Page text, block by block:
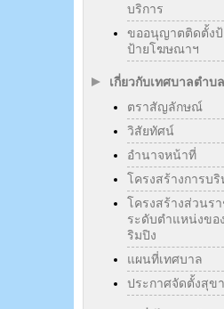
บริการ
ขออนุญาตติดตั้งป้
ป้ายโฆษณาฯ
เกี่ยวกับเทศบาลตำบ
ตราสัญลักษณ์
วิสัยทัศน์
อำนาจหน้าที่
โครงสร้างการบริ
โครงสร้างส่วนร
ระดับตำแหน่งขอ
ริมปิง
แผนที่เทศบาล
ประกาศจัดตั้งสุข